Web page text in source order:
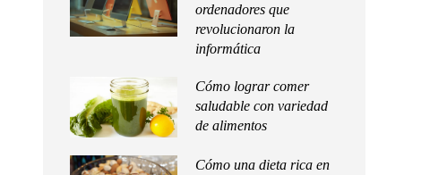
ordenadores que
revolucionaron la
informática
Cómo lograr comer
saludable con variedad
de alimentos
Cómo una dieta rica en